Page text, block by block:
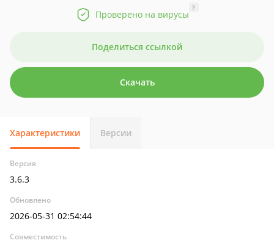
Проверено на вирусы
?
Поделиться ссылкой
Скачать
Характеристики Версии
Версия
3.6.3
Обновлено
2026-05-31 02:54:44
Совместимость